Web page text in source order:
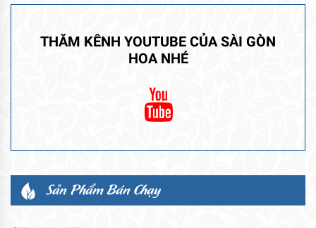
THĂM KÊNH YOUTUBE CỦA SÀI GÒN
HOA NHÉ
Sản Phẩm Bán Chạy